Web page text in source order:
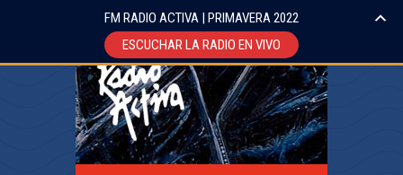
FM RADIO ACTIVA | PRIMAVERA 2022
ESCUCHAR LA RADIO EN VIVO